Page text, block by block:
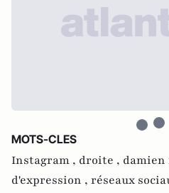
MOTS-CLES
Instagram , droite , damien
d'expression , réseaux